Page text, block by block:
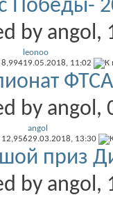
Победы-
by angol,
8,994
leonoo
19.05.2018, 11:02
by angol,
angol
29.03.2018, 13:30
приз
by angol,